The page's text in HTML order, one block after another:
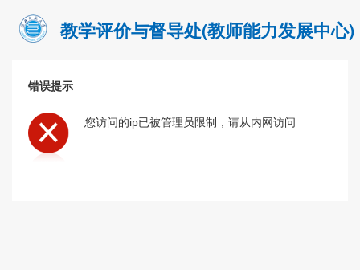
教学评价与督导处(教师能力发展中心)
错误提示
您访问的ip已被管理员限制，请从内网访问